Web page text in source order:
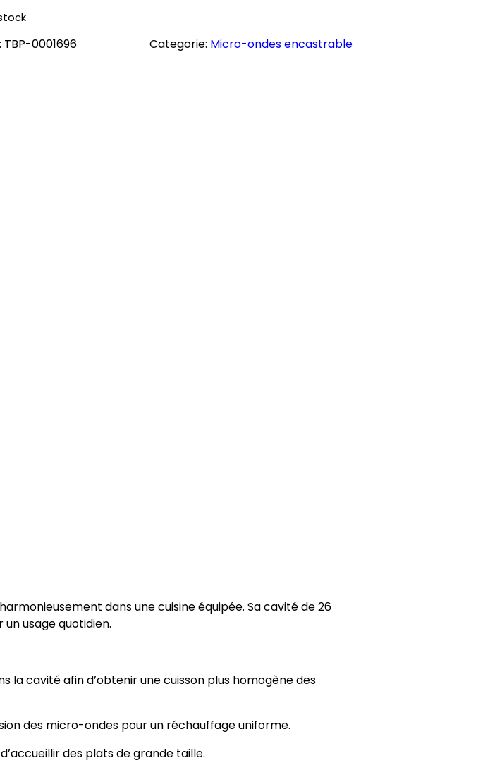
TBP-0001696 Categorie: Micro-ondes encastrable
dans une cuisine équipée. Sa cavité de 26
usage quotidien.
cavité afin d’obtenir une cuisson plus homogène des
des micro-ondes pour un réchauffage uniforme.
des plats de grande taille.